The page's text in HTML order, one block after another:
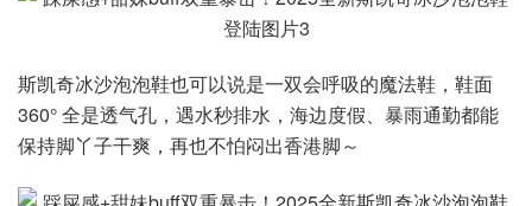
斯凯奇冰沙泡泡鞋也可以说是一双会呼吸的魔法鞋，鞋面
360° 全是透气孔，遇水秒排水，海边度假、暴雨通勤都能
保持脚丫子干爽，再也不怕闷出香港脚～